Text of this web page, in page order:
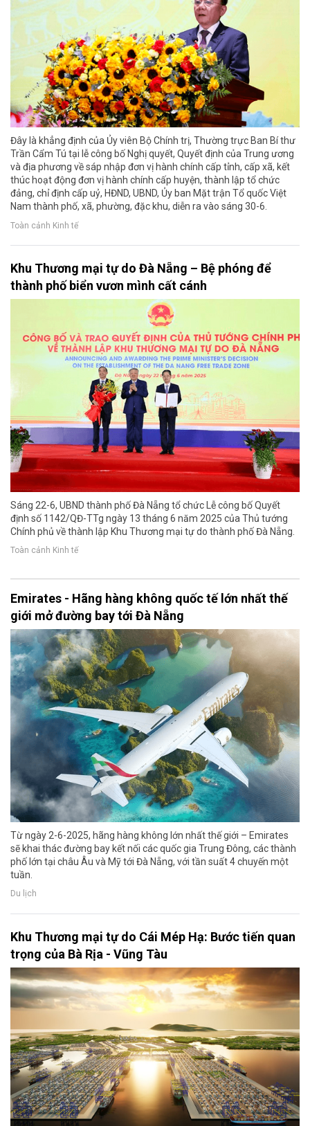
Đây là khẳng định của Ủy viên Bộ Chính trị, Thường trực Ban Bí thư
Trần Cẩm Tú tại lễ công bố Nghị quyết, Quyết định của Trung ương
và địa phương về sáp nhập đơn vị hành chính cấp tỉnh, cấp xã, kết
thúc hoạt động đơn vị hành chính cấp huyện, thành lập tổ chức
đảng, chỉ định cấp uỷ, HĐND, UBND, Ủy ban Mặt trận Tổ quốc Việt
Nam thành phố, xã, phường, đặc khu, diễn ra vào sáng 30-6.
Toàn cảnh Kinh tế
Khu Thương mại tự do Đà Nẵng – Bệ phóng để
thành phố biển vươn mình cất cánh
Sáng 22-6, UBND thành phố Đà Nẵng tổ chức Lễ công bố Quyết
định số 1142/QĐ-TTg ngày 13 tháng 6 năm 2025 của Thủ tướng
Chính phủ về thành lập Khu Thương mại tự do thành phố Đà Nẵng.
Toàn cảnh Kinh tế
Emirates - Hãng hàng không quốc tế lớn nhất thế
giới mở đường bay tới Đà Nẵng
Từ ngày 2-6-2025, hãng hàng không lớn nhất thế giới – Emirates
sẽ khai thác đường bay kết nối các quốc gia Trung Đông, các thành
phố lớn tại châu Âu và Mỹ tới Đà Nẵng, với tần suất 4 chuyến một
tuần.
Du lịch
Khu Thương mại tự do Cái Mép Hạ: Bước tiến quan
trọng của Bà Rịa - Vũng Tàu